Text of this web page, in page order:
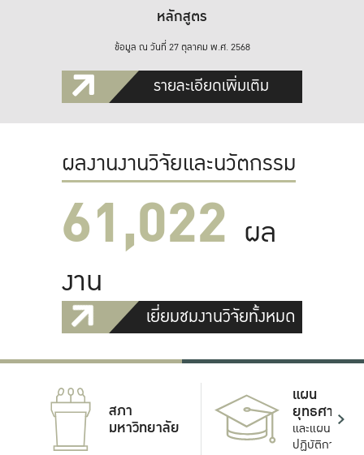
หลักสูตร
ข้อมูล ณ วันที่ 27 ตุลาคม พ.ศ. 2568
รายละเอียดเพิ่มเติม
ผลงานงานวิจัยและนวัตกรรม
61,022 ผล
งาน
เยี่ยมชมงานวิจัยทั้งหมด
สภา
มหาวิทยาลัย
แผน
ยุทธศาสตร์
และแผน
ปฏิบัติการ